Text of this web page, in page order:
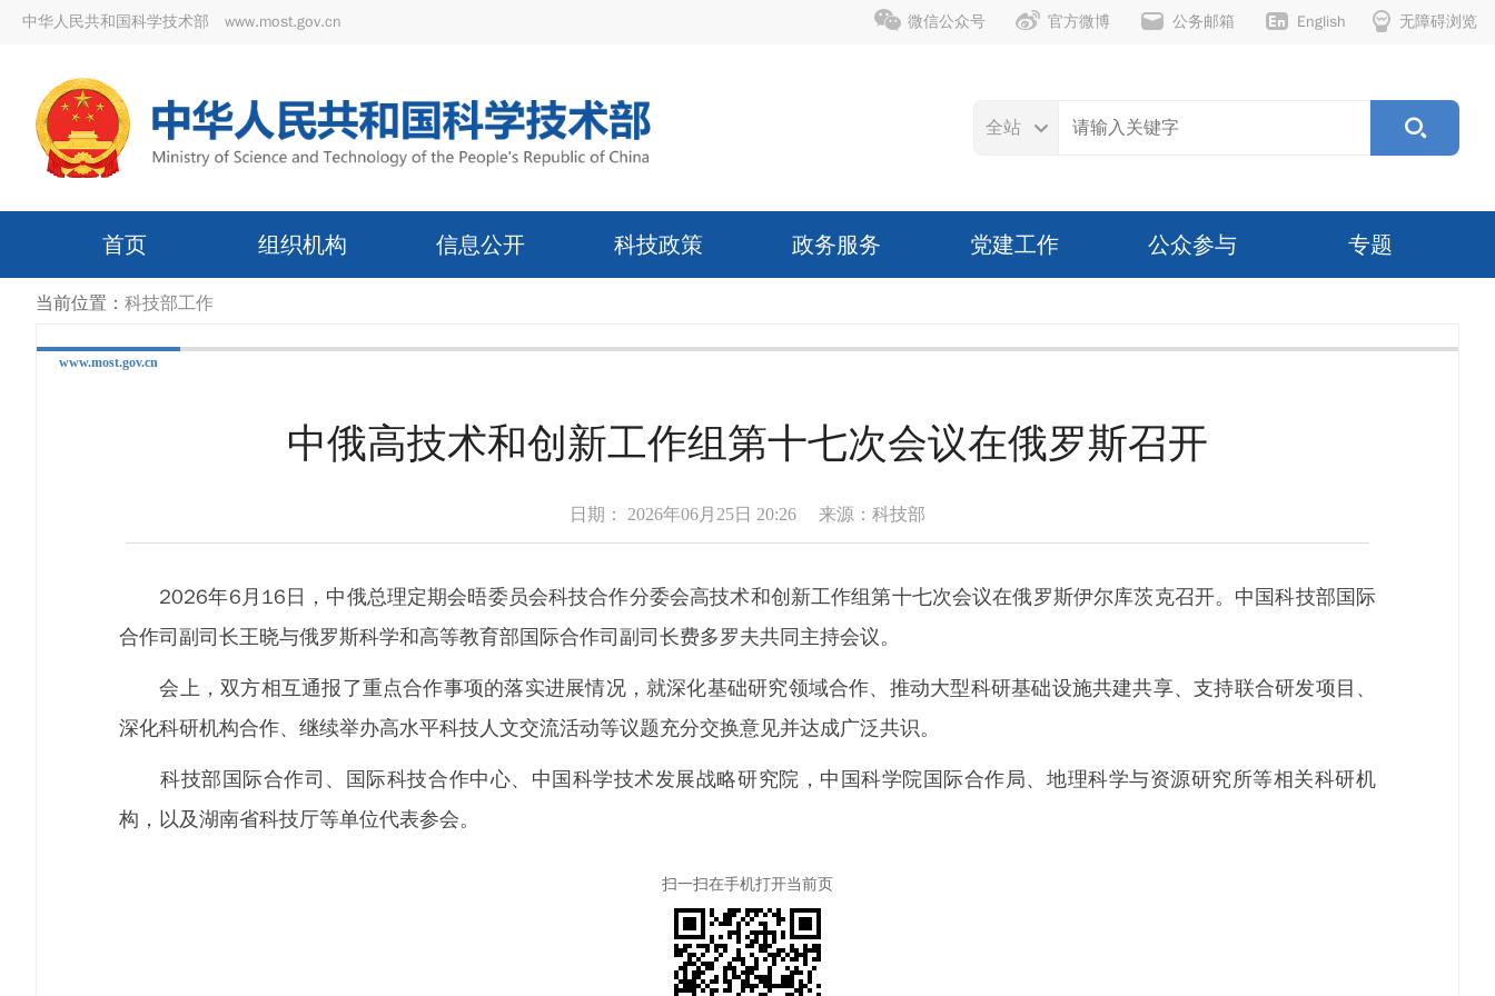
中华人民共和国科学技术部 www.most.gov.cn 无障碍浏览
English
公务邮箱
官方微博
微信公众号
全站
首页 组织机构 信息公开 科技政策 政务服务 党建工作 公众参与 专题
当前位置： 科技部工作
www.most.gov.cn
中俄高技术和创新工作组第十七次会议在俄罗斯召开
日期： 2026年06月25日 20:26 来源：科技部
2026年6月16日，中俄总理定期会晤委员会科技合作分委会高技术和创新工作组第十七次会议在俄罗斯伊尔库茨克召开。中国科技部国际
合作司副司长王晓与俄罗斯科学和高等教育部国际合作司副司长费多罗夫共同主持会议。
会上，双方相互通报了重点合作事项的落实进展情况，就深化基础研究领域合作、推动大型科研基础设施共建共享、支持联合研发项目、
深化科研机构合作、继续举办高水平科技人文交流活动等议题充分交换意见并达成广泛共识。
科技部国际合作司、国际科技合作中心、中国科学技术发展战略研究院，中国科学院国际合作局、地理科学与资源研究所等相关科研机
构，以及湖南省科技厅等单位代表参会。
扫一扫在手机打开当前页